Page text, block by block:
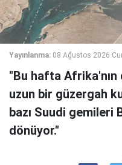
Yayınlanma: 08 Ağustos 2026
"Bu hafta
uzun bir güzergah
bazı Suudi gemileri
dönüyor."